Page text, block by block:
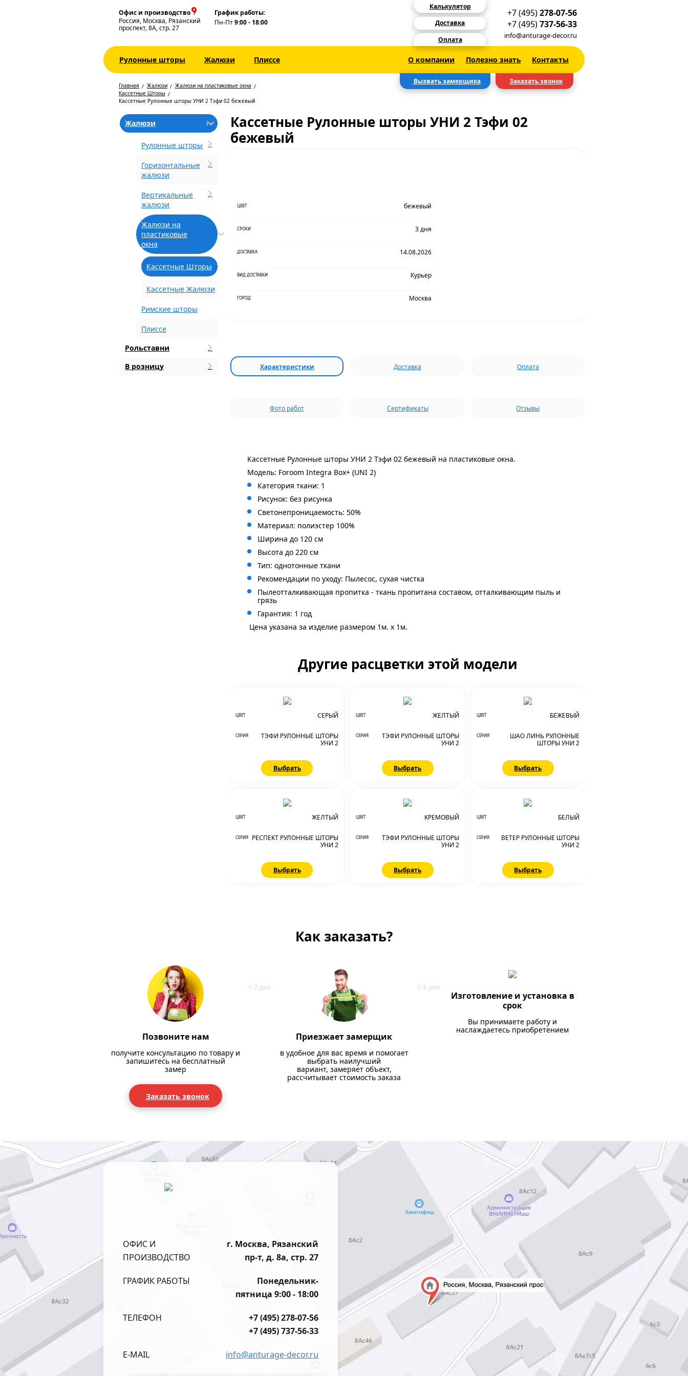
Офис и производство
Россия, Москва, Рязанский
проспект, 8А, стр. 27
График работы:
Пн-Пт9:00 - 18:00
Калькулятор
Доставка
Оплата
+7 (495)278-07-56
+7 (495)737-56-33
info@anturage-decor.ru
Рулонные шторы Жалюзи Плиссе О компании Полезно знать Контакты
Вызвать замерщика Заказать звонок
Главная Жалюзи
Жалюзи на пластиковые окна
Кассетные Шторы
Кассетные Рулонные шторы УНИ 2 Тэфи 02 бежевый
Жалюзи
Рулонные шторы
Горизонтальные
жалюзи
Вертикальные
жалюзи
Жалюзи на
пластиковые
окна
Кассетные Шторы
Кассетные Жалюзи
Римские шторы
Плиссе
Рольставни
В розницу
Кассетные Рулонные шторы УНИ 2 Тэфи 02
бежевый
ЦВЕТ бежевый
СРОКИ 3 дня
ДОСТАВКА 14.08.2026
ВИД ДОСТАВКИ Курьер
ГОРОД Москва
Характеристики Доставка Оплата
Фото работ Сертификаты Отзывы
Кассетные Рулонные шторы УНИ 2 Тэфи 02 бежевый на пластиковые окна.
Модель: Foroom Integra Box+ (UNI 2)
Категория ткани: 1
Рисунок: без рисунка
Светонепроницаемость: 50%
Материал: полиэстер 100%
Ширина до 120 см
Высота до 220 см
Тип: однотонные ткани
Рекомендации по уходу: Пылесос, сухая чистка
Пылеотталкивающая пропитка - ткань пропитана составом, отталкивающим пыль и
грязь
Гарантия: 1 год
Цена указана за изделие размером 1м. x 1м.
Другие расцветки этой модели
ЦВЕТ СЕРЫЙ
СЕРИЯ
ТЭФИ РУЛОННЫЕ ШТОРЫ
УНИ 2
Выбрать
ЦВЕТ ЖЕЛТЫЙ
СЕРИЯ
ТЭФИ РУЛОННЫЕ ШТОРЫ
УНИ 2
Выбрать
ЦВЕТ БЕЖЕВЫЙ
СЕРИЯ
ШАО ЛИНЬ РУЛОННЫЕ
ШТОРЫ УНИ 2
Выбрать
ЦВЕТ ЖЕЛТЫЙ
СЕРИЯ
РЕСПЕКТ РУЛОННЫЕ ШТОРЫ
УНИ 2
Выбрать
ЦВЕТ КРЕМОВЫЙ
СЕРИЯ
ТЭФИ РУЛОННЫЕ ШТОРЫ
УНИ 2
Выбрать
ЦВЕТ БЕЛЫЙ
СЕРИЯ
ВЕТЕР РУЛОННЫЕ ШТОРЫ
УНИ 2
Выбрать
Как заказать?
Позвоните нам
получите консультацию по товару и
запишитесь на бесплатный
замер
Заказать звонок
Приезжает замерщик
в удобное для вас время и помогает
выбрать наилучший
вариант, замеряет объект,
рассчитывает стоимость заказа
Изготовление и установка в
срок
Вы принимаете работу и
наслаждаетесь приобретением
ОФИС И
ПРОИЗВОДСТВО
г. Москва, Рязанский
пр-т, д. 8а, стр. 27
ГРАФИК РАБОТЫ
Понедельник-
пятница 9:00 - 18:00
ТЕЛЕФОН
+7 (495) 278-07-56
+7 (495) 737-56-33
E-MAIL info@anturage-decor.ru